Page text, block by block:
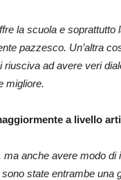
la scuola e
pazzesco. Un’altra
riusciva ad avere veri
migliore.
a livello
anche avere modo
state entrambe una